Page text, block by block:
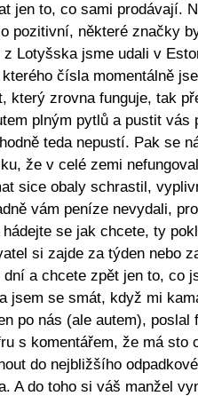
jen to, co sami prodávají.
pozitivní, některé značky
Lotyšska jsme udali v
čísla momentálně
který zrovna funguje, tak
plným pytlů a pustit vás
teda nepustí. Pak se
že v celé zemi
sice obaly schrastil,
vám peníze nevydali,
se jak chcete, ty
si zajde za týden nebo
a chcete zpět jen to, co
jsem se smát, když mi
po nás (ale autem), poslal
s komentářem, že má sto
do nejbližšího
A do toho si váš manžel